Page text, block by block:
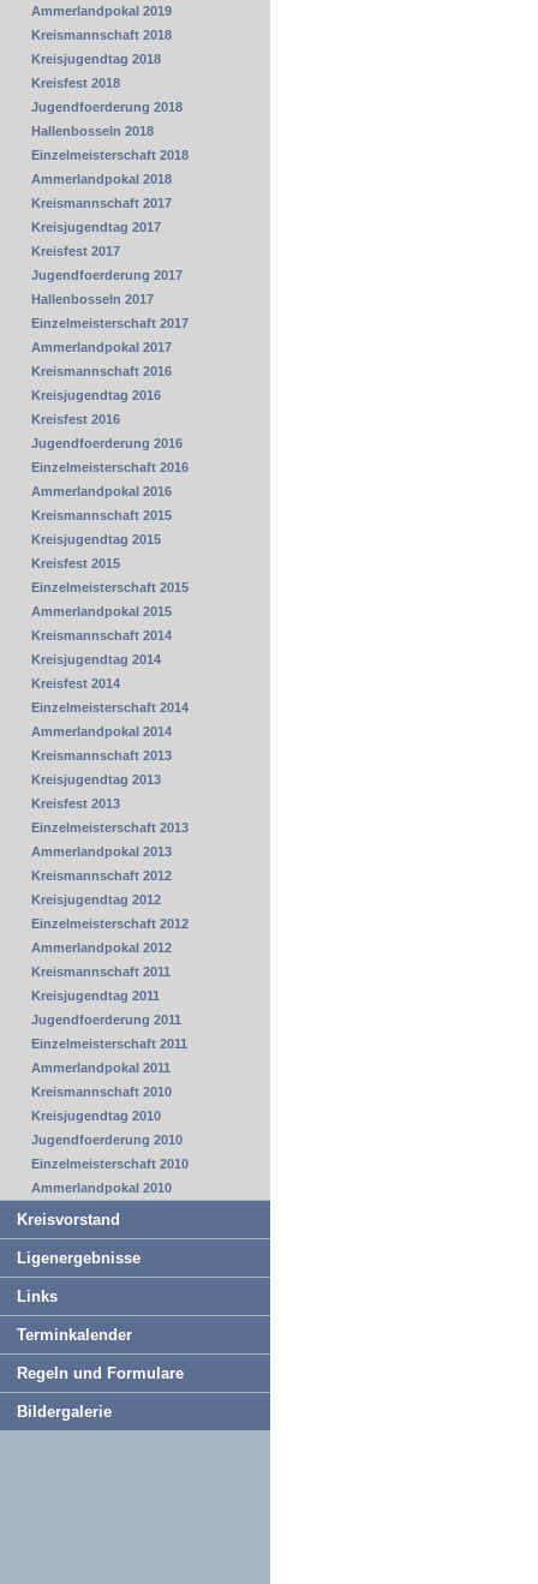
Ammerlandpokal 2019
Kreismannschaft 2018
Kreisjugendtag 2018
Kreisfest 2018
Jugendfoerderung 2018
Hallenbosseln 2018
Einzelmeisterschaft 2018
Ammerlandpokal 2018
Kreismannschaft 2017
Kreisjugendtag 2017
Kreisfest 2017
Jugendfoerderung 2017
Hallenbosseln 2017
Einzelmeisterschaft 2017
Ammerlandpokal 2017
Kreismannschaft 2016
Kreisjugendtag 2016
Kreisfest 2016
Jugendfoerderung 2016
Einzelmeisterschaft 2016
Ammerlandpokal 2016
Kreismannschaft 2015
Kreisjugendtag 2015
Kreisfest 2015
Einzelmeisterschaft 2015
Ammerlandpokal 2015
Kreismannschaft 2014
Kreisjugendtag 2014
Kreisfest 2014
Einzelmeisterschaft 2014
Ammerlandpokal 2014
Kreismannschaft 2013
Kreisjugendtag 2013
Kreisfest 2013
Einzelmeisterschaft 2013
Ammerlandpokal 2013
Kreismannschaft 2012
Kreisjugendtag 2012
Einzelmeisterschaft 2012
Ammerlandpokal 2012
Kreismannschaft 2011
Kreisjugendtag 2011
Jugendfoerderung 2011
Einzelmeisterschaft 2011
Ammerlandpokal 2011
Kreismannschaft 2010
Kreisjugendtag 2010
Jugendfoerderung 2010
Einzelmeisterschaft 2010
Ammerlandpokal 2010
Kreisvorstand
Ligenergebnisse
Links
Terminkalender
Regeln und Formulare
Bildergalerie